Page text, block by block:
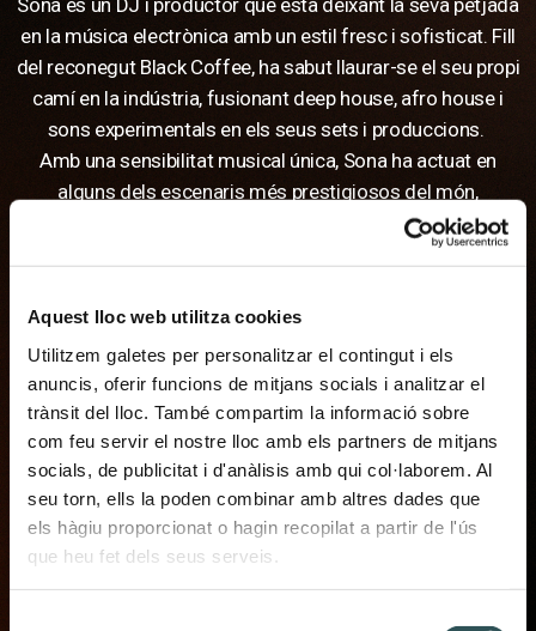
Aquest lloc web utilitza cookies
Utilitzem galetes per personalitzar el contingut i els
anuncis, oferir funcions de mitjans socials i analitzar el
trànsit del lloc. També compartim la informació sobre
com feu servir el nostre lloc amb els partners de mitjans
socials, de publicitat i d'anàlisis amb qui col·laborem. Al
seu torn, ells la poden combinar amb altres dades que
els hàgiu proporcionat o hagin recopilat a partir de l'ús
que heu fet dels seus serveis.
en la música electrònica amb un estil fresc i sofisticat. Fill
del reconegut Black Coffee, ha sabut llaurar-se el seu propi
camí en la indústria, fusionant deep house, afro house i
sons experimentals en els seus sets i produccions.
Amb una sensibilitat musical única, Sona ha actuat en
alguns dels escenaris més prestigiosos del món,
compartint la seva visió artística a través de mescles que
embolcallen i acuradament estudiades. El seu enfocament
una figura en ascens dins de l'escena electrònica.
Més enllà del seu llinatge, Sona es destaca pel seu talent i
autenticitat, consolidant-se com un artista amb identitat
pròpia i una prometedora carrera internacional.
COMPRAR TIQUETS